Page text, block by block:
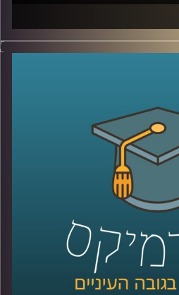
שירים לבקשתך ללא
כבר יש אלפי מאריצים והיא
הולנדר מבית הספר ליזמות כאן
על יזמות מוזיקאלית –
על כלי נגינה חכמים –